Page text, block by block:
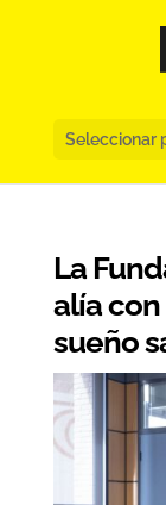
Seleccionar
La
alía con
sueño